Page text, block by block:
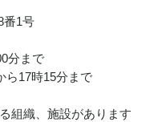
番1号
分まで
ら17時15分まで
組織、施設があります